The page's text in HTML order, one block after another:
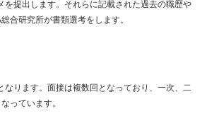
を提出します。それらに記載された過去の職歴や
合研究所が書類選考をします。
なります。面接は複数回となっており、一次、二
っています。